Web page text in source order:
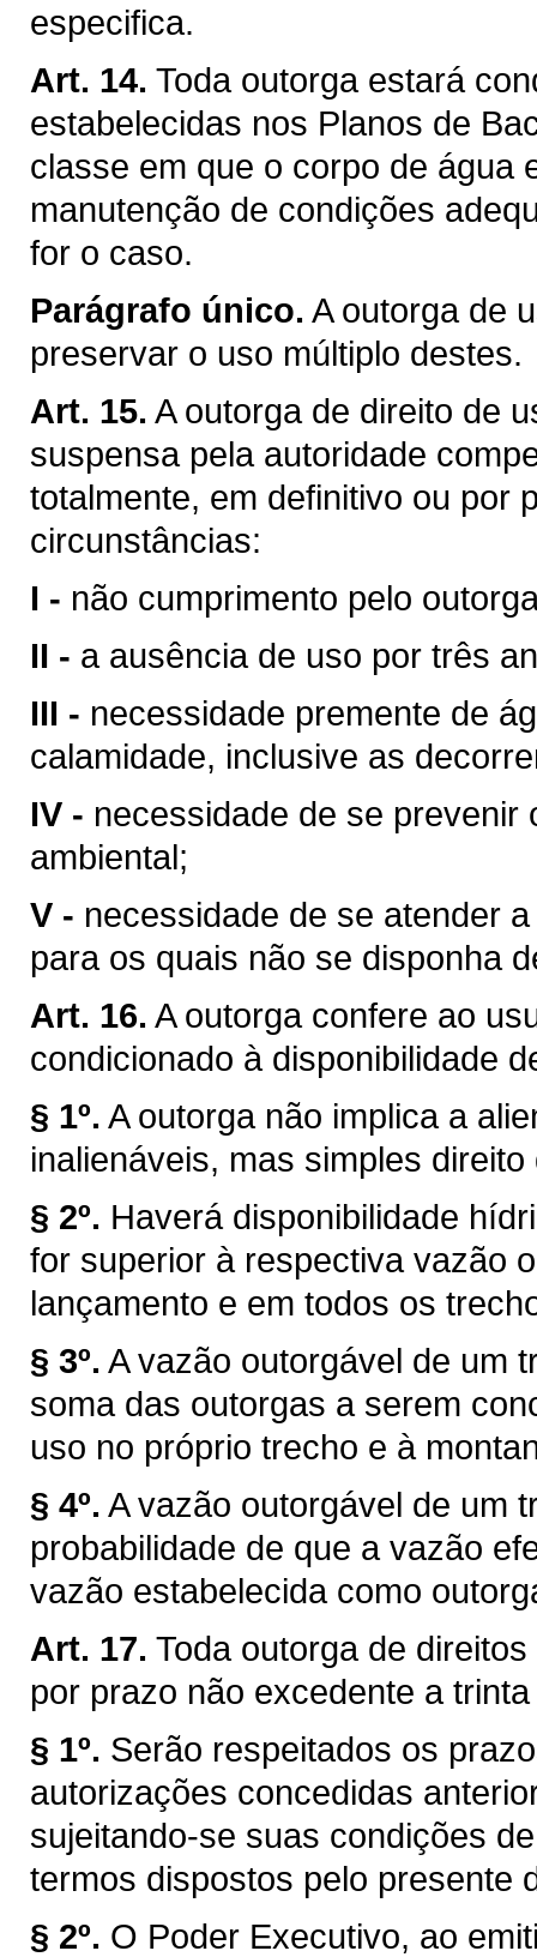
especifica.
Art. 14. Toda outorga estará
estabelecidas nos Planos de
classe em que o corpo de água
manutenção de condições
for o caso.
Parágrafo único. A outorga de
preservar o uso múltiplo destes.
Art. 15. A outorga de direito de
suspensa pela autoridade
totalmente, em definitivo ou por
circunstâncias:
I - não cumprimento pelo
II - a ausência de uso por três
III - necessidade premente de
calamidade, inclusive as
IV - necessidade de se
ambiental;
V - necessidade de se atender
para os quais não se disponha
Art. 16. A outorga confere ao
condicionado à disponibilidade
§ 1º. A outorga não implica a
inalienáveis, mas simples direito
§ 2º. Haverá disponibilidade
for superior à respectiva vazão
lançamento e em todos os
§ 3º. A vazão outorgável de um
soma das outorgas a serem
uso no próprio trecho e à
§ 4º. A vazão outorgável de um
probabilidade de que a vazão
vazão estabelecida como
Art. 17. Toda outorga de
por prazo não excedente a
§ 1º. Serão respeitados os
autorizações concedidas
sujeitando-se suas condições
termos dispostos pelo presente
§ 2º. O Poder Executivo, ao